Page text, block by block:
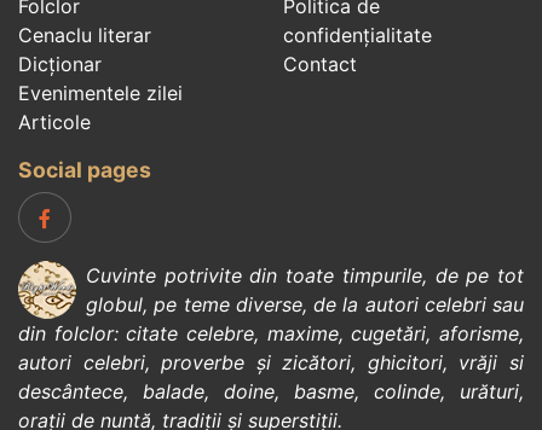
Folclor
Cenaclu literar
Dicționar
Evenimentele zilei
Articole
Politica de
confidenţialitate
Contact
Social pages
Cuvinte potrivite din toate timpurile, de pe tot
globul, pe teme diverse, de la autori celebrisau
din folclor:citate celebre, maxime,cugetări,aforisme,
autori celebri,proverbe și zicători, ghicitori, vrăji si
descântece, balade, doine, basme, colinde, urături,
orații de nuntă, tradiții și superstiții.